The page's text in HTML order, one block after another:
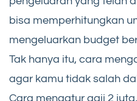
bisa memperhitungkan
mengeluarkan budget
Tak hanya itu, cara
agar kamu tidak salah
Cara mengatur gaji 2